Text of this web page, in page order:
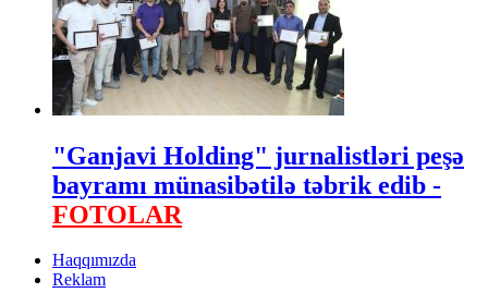
"Ganjavi Holding" jurnalistləri peşə
bayramı münasibətilə təbrik edib -
FOTOLAR
Haqqımızda
Reklam